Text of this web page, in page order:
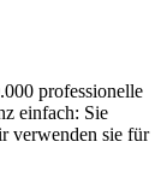
professionelle
einfach: Sie
verwenden sie für